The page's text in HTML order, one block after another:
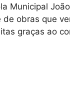
Municipal
obras que
graças ao